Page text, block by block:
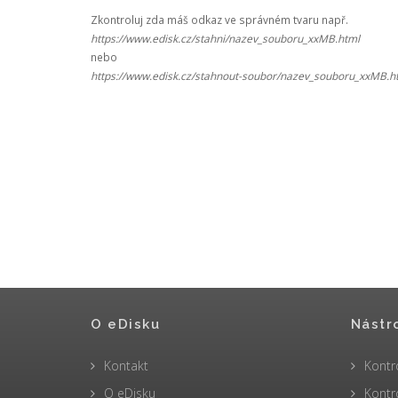
Zkontroluj zda máš odkaz ve správném tvaru např.
https://www.edisk.cz/stahni/nazev_souboru_xxMB.html
nebo
https://www.edisk.cz/stahnout-soubor/
O eDisku
Kontakt
O eDisku